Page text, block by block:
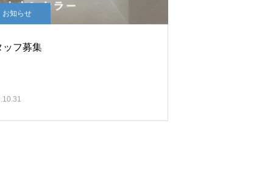
お知らせ
ッフ募集